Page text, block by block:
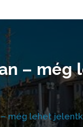
– még
még lehet